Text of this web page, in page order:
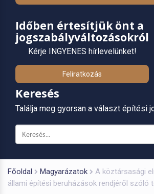
Időben értesítjük önt a
jogszabályváltozásokról
Kérje INGYENES hírlevelünket!
Feliratkozás
Keresés
Találja meg gyorsan a választ építési
Főoldal Magyarázatok
A köztársasági
állami építési beruházások rendjéről szóló